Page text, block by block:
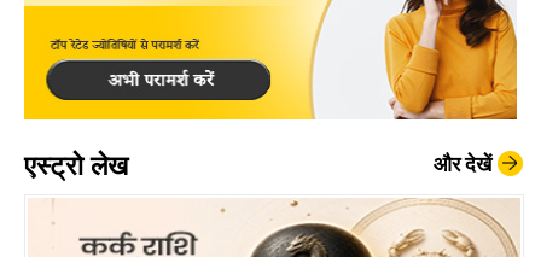
एस्ट्रो लेख और देखें